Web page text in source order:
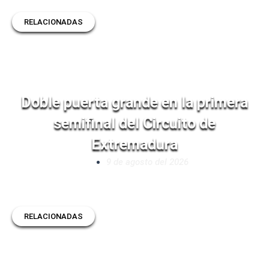
RELACIONADAS
Doble puerta grande en la primera
semifinal del Circuito de
Extremadura
RELACIONADAS